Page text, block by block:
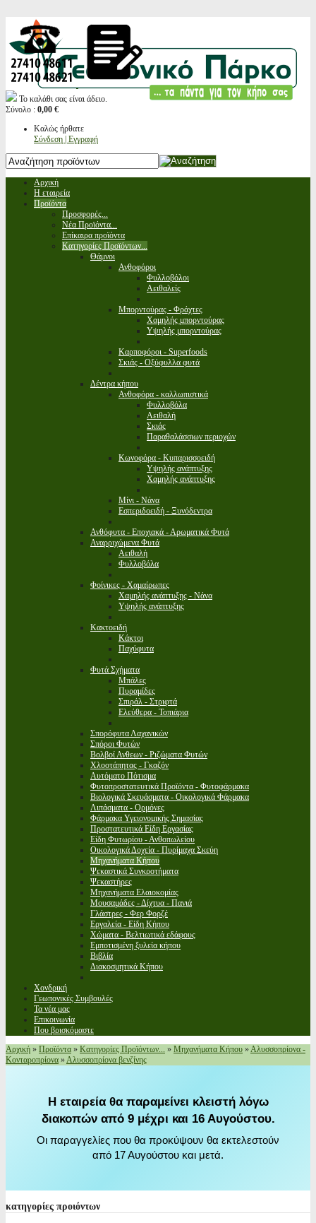
Το καλάθι σας είναι άδειο.
Σύνολο : 0,00 €
Καλώς ήρθατε
Σύνδεση | Εγγραφή
Αρχική
Η εταιρεία
Προϊόντα
Προσφορές...
Νέα Προϊόντα...
Επίκαιρα προϊόντα
Κατηγορίες Προϊόντων...
Θάμνοι
Ανθοφόροι
Φυλλοβόλοι
Αειθαλείς
Μπορντούρας - Φράχτες
Χαμηλής μπορντούρας
Υψηλής μπορντούρας
Καρποφόροι - Superfoods
Σκιάς - Οξύφυλλα φυτά
Δέντρα κήπου
Ανθοφόρα - καλλωπιστικά
Φυλλοβόλα
Αειθαλή
Σκιάς
Παραθαλάσσιων περιοχών
Κωνοφόρα - Κυπαρισσοειδή
Υψηλής ανάπτυξης
Χαμηλής ανάπτυξης
Μίνι - Νάνα
Εσπεριδοειδή - Ξυνόδεντρα
Ανθόφυτα - Εποχιακά - Αρωματικά Φυτά
Αναρριχώμενα Φυτά
Αειθαλή
Φυλλοβόλα
Φοίνικες - Χαμαίρωπες
Χαμηλής ανάπτυξης - Νάνα
Υψηλής ανάπτυξης
Κακτοειδή
Κάκτοι
Παχύφυτα
Φυτά Σχήματα
Μπάλες
Πυραμίδες
Σπιράλ - Στριφτά
Ελεύθερα - Τοπιάρια
Σπορόφυτα Λαχανικών
Σπόροι Φυτών
Βολβοί Ανθεων - Ριζώματα Φυτών
Χλοοτάπητας - Γκαζόν
Αυτόματο Πότισμα
Φυτοπροστατευτικά Προϊόντα - Φυτοφάρμακα
Βιολογικά Σκευάσματα - Οικολογικά Φάρμακα
Λιπάσματα - Ορμόνες
Φάρμακα Υγειονομικής Σημασίας
Προστατευτικά Είδη Εργασίας
Είδη Φυτωρίου - Ανθοπωλείου
Οικολογικά Δοχεία - Πυρίμαχα Σκεύη
Μηχανήματα Κήπου
Ψεκαστικά Συγκροτήματα
Ψεκαστήρες
Μηχανήματα Ελαιοκομίας
Μουσαμάδες - Δίχτυα - Πανιά
Γλάστρες - Φερ Φορζέ
Εργαλεία - Είδη Κήπου
Χώματα - Βελτιωτικά εδάφους
Εμποτισμένη ξυλεία κήπου
Βιβλία
Διακοσμητικά Κήπου
Χονδρική
Γεωπονικές Συμβουλές
Τα νέα μας
Επικοινωνία
Που βρισκόμαστε
Αρχική » Προϊόντα » Κατηγορίες Προϊόντων... » Μηχανήματα Κήπου »Αλυσσοπρίονα -
Κονταροπρίονα »Αλυσσοπρίονα βενζίνης
Η εταιρεία θα παραμείνει κλειστή λόγω
διακοπών από 9 μέχρι και 16 Αυγούστου.
Οι παραγγελίες που θα προκύψουν θα εκτελεστούν
από 17 Αυγούστου και μετά.
κατηγορίες προιόντων